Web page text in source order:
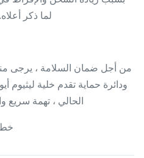
لما ذكر أعلاه.
من أجل ضمان السلامة ، يرجى
ودائرة حماية تقدم خلية ليثيوم
الحالي ، تهمة سريع
خط